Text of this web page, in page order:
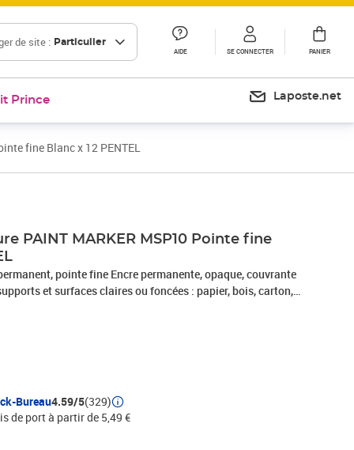
de site : Particulier
AIDE SE CONNECTER PANIER
Prince Laposte.net
fine Blanc x 12 PENTEL
PAINT MARKER MSP10 Pointe fine
pointe fine Encre permanente, opaque, couvrante
et surfaces claires ou foncées : papier, bois, carton,
cuir… Idéal pour décorer, personnaliser et créer
conique Idéal pour tous vos loisirs créatifs, disponible en
13 couleurs vives et intenses et blancTaille de la
1,0 mm, PHOTOS NON CONTRACTUELLES
Bureau4.59/5(329)
de port à partir de 5,49 €